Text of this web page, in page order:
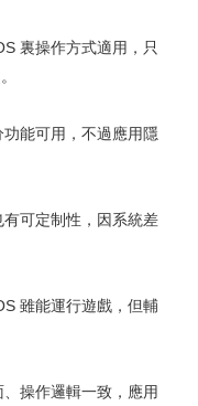
裏操作方式適用，只
能可用，不過應用隱
可定制性，因系統差
雖能運行遊戲，但輔
操作邏輯一致，應用